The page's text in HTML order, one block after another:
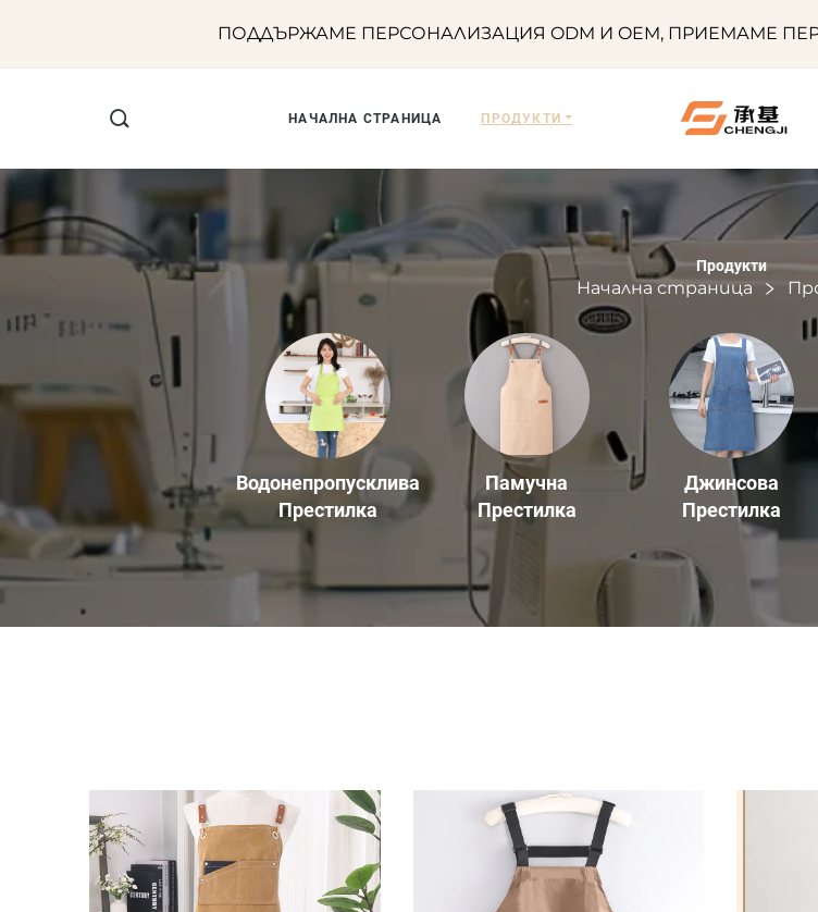
ПОДДЪРЖАМЕ ПЕРСОНАЛИЗАЦИЯ ODM И OEM, ПРИЕМАМЕ
НАЧАЛНА СТРАНИЦА ПРОДУКТИ
Продукти
Начална страница
Водонепропусклива
Престилка
Памучна
Престилка
Джинсова
Престилка